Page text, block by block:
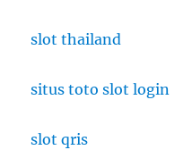
slot thailand
situs toto slot login
slot qris